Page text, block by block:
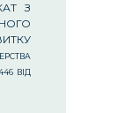
З
ВІД